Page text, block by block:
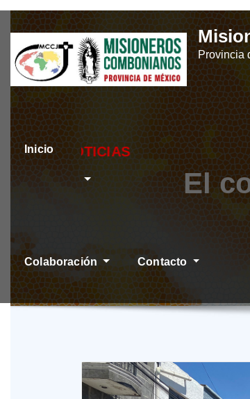
Skip
content
Provincia
Inicio ÚLTIMAS
Colaboración Contacto
El